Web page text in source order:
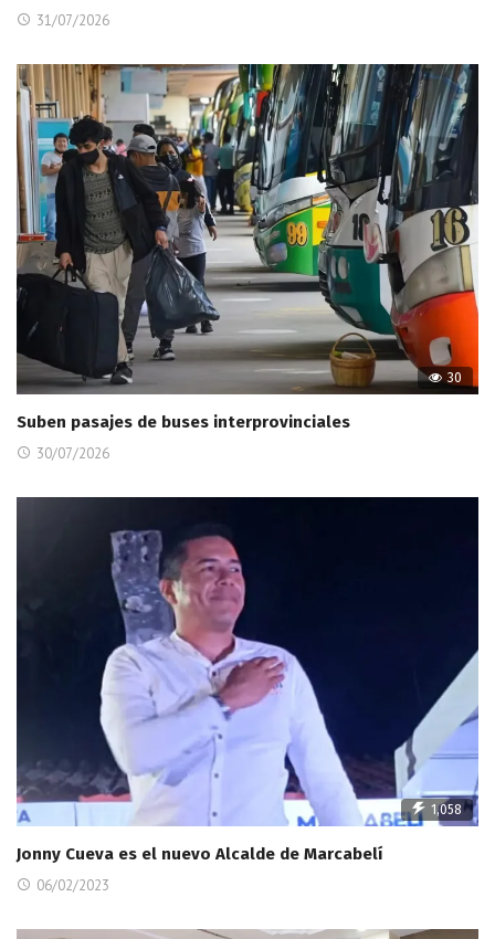
31/07/2026
30
Suben pasajes de buses interprovinciales
30/07/2026
1,058
Jonny Cueva es el nuevo Alcalde de Marcabelí
06/02/2023